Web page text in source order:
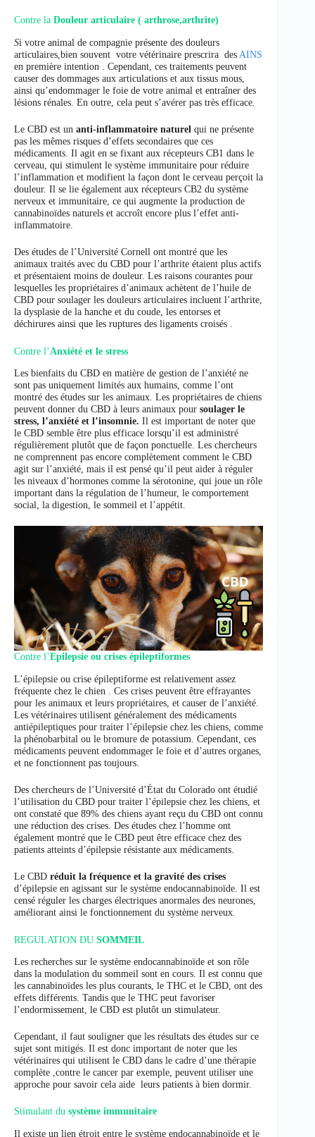
Contre la Douleur articulaire ( arthrose,arthrite)
Si votre animal de compagnie présente des douleurs
articulaires,bien souvent votre vétérinaire prescrira des AINS
en première intention . Cependant, ces traitements peuvent
causer des dommages aux articulations et aux tissus mous,
ainsi qu’endommager le foie de votre animal et entraîner des
lésions rénales. En outre, cela peut s’avérer pas très efficace
Le CBD est un anti-inflammatoire naturel qui ne présente
pas les mêmes risques d’effets secondaires que ces
médicaments. Il agit en se fixant aux récepteurs CB1 dans le
cerveau, qui stimulent le système immunitaire pour réduire
l’inflammation et modifient la façon dont le cerveau perçoit la
douleur. Il se lie également aux récepteurs CB2 du système
nerveux et immunitaire, ce qui augmente la production de
cannabinoïdes naturels et accroît encore plus l’effet anti-
inflammatoire.
Des études de l’Université Cornell ont montré que les
animaux traités avec du CBD pour l’arthrite étaient plus actifs
et présentaient moins de douleur. Les raisons courantes pour
lesquelles les propriétaires d’animaux achètent de l’huile de
CBD pour soulager les douleurs articulaires incluent l’arthrite,
la dysplasie de la hanche et du coude, les entorses et
déchirures ainsi que les ruptures des ligaments croisés .
Contre l’Anxiété et le stress
Les bienfaits du CBD en matière de gestion de l’anxiété ne
sont pas uniquement limités aux humains, comme l’ont
montré des études sur les animaux. Les propriétaires de chiens
peuvent donner du CBD à leurs animaux pour soulager le
stress, l’anxiété et l’insomnie. Il est important de noter que
le CBD semble être plus efficace lorsqu’il est administré
régulièrement plutôt que de façon ponctuelle. Les chercheurs
ne comprennent pas encore complètement comment le CBD
agit sur l’anxiété, mais il est pensé qu’il peut aider à réguler
les niveaux d’hormones comme la sérotonine, qui joue un rôle
important dans la régulation de l’humeur, le comportement
social, la digestion, le sommeil et l’appétit.
Contre l’Epilepsie ou crises épileptiformes
L’épilepsie ou crise épileptiforme est relativement assez
fréquente chez le chien . Ces crises peuvent être effrayantes
pour les animaux et leurs propriétaires, et causer de l’anxiété.
Les vétérinaires utilisent généralement des médicaments
antiépileptiques pour traiter l’épilepsie chez les chiens, comme
la phénobarbital ou le bromure de potassium. Cependant, ces
médicaments peuvent endommager le foie et d’autres organes,
et ne fonctionnent pas toujours.
Des chercheurs de l’Université d’État du Colorado ont étudié
l’utilisation du CBD pour traiter l’épilepsie chez les chiens, et
ont constaté que 89% des chiens ayant reçu du CBD ont connu
une réduction des crises. Des études chez l’homme ont
également montré que le CBD peut être efficace chez des
patients atteints d’épilepsie résistante aux médicaments.
Le CBD réduit la fréquence et la gravité des crises
d’épilepsie en agissant sur le système endocannabinoïde. Il est
censé réguler les charges électriques anormales des neurones,
améliorant ainsi le fonctionnement du système nerveux.
REGULATION DU SOMMEIL
Les recherches sur le système endocannabinoïde et son rôle
dans la modulation du sommeil sont en cours. Il est connu que
les cannabinoïdes les plus courants, le THC et le CBD, ont des
effets différents. Tandis que le THC peut favoriser
l’endormissement, le CBD est plutôt un stimulateur.
Cependant, il faut souligner que les résultats des études sur ce
sujet sont mitigés. Il est donc important de noter que les
vétérinaires qui utilisent le CBD dans le cadre d’une thérapie
complète ,contre le cancer par exemple, peuvent utiliser une
approche pour savoir cela aide leurs patients à bien dormir.
Stimulant du système immunitaire
Il existe un lien étroit entre le système endocannabinoïde et le